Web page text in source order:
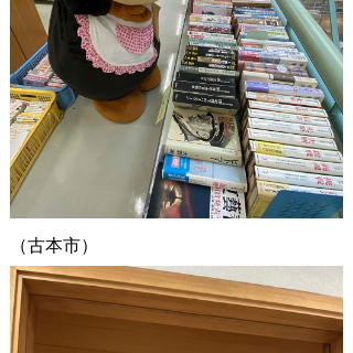
（古本市）